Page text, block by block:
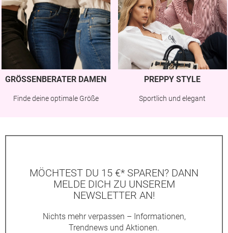
GRÖSSENBERATER DAMEN
Finde deine optimale Größe
PREPPY STYLE
Sportlich und elegant
MÖCHTEST DU 15 €* SPAREN? DANN
MELDE DICH ZU UNSEREM
NEWSLETTER AN!
Nichts mehr verpassen – Informationen,
Trendnews und Aktionen.